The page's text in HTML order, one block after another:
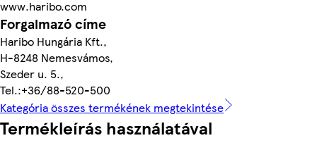
www.haribo.com
Forgalmazó címe
Haribo Hungária Kft.,
H-8248 Nemesvámos,
Szeder u. 5.,
Tel.:+36/88-520-500
Kategória összes termékének megtekintése
Termékleírás használatával